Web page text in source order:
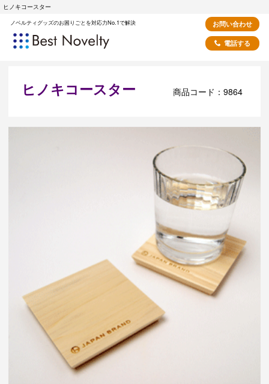
ヒノキコースター
ノベルティグッズのお困りごとを対応力No.1で解決
お問い合わせ
電話する
ヒノキコースター 商品コード：9864